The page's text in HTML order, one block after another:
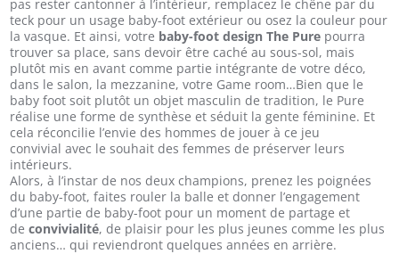
pas rester cantonner à l’intérieur, remplacez le chêne par du
teck pour un usage baby-foot extérieur ou osez la couleur pour
la vasque. Et ainsi, votre baby-foot design The Pure pourra
trouver sa place, sans devoir être caché au sous-sol, mais
plutôt mis en avant comme partie intégrante de votre déco,
dans le salon, la mezzanine, votre Game room…Bien que le
baby foot soit plutôt un objet masculin de tradition, le Pure
réalise une forme de synthèse et séduit la gente féminine. Et
cela réconcilie l’envie des hommes de jouer à ce jeu
convivial avec le souhait des femmes de préserver leurs
intérieurs.
Alors, à l’instar de nos deux champions, prenez les poignées
du baby-foot, faites rouler la balle et donner l’engagement
d’une partie de baby-foot pour un moment de partage et
deconvivialité, de plaisir pour les plus jeunes comme les plus
anciens… qui reviendront quelques années en arrière.